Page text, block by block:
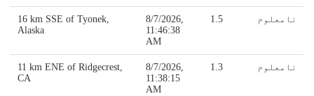
16 km SSE of Tyonek,
Alaska
8/7/2026,
11:46:38
AM
1.5 نامعلوم
11 km ENE of Ridgecrest,
CA
8/7/2026,
11:38:15
AM
1.3 نامعلوم